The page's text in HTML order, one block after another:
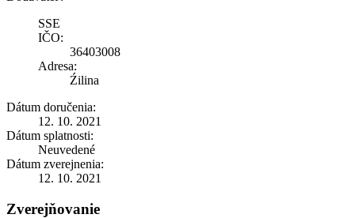
SSE
IČO:
36403008
Adresa:
Źilina
Dátum doručenia:
12. 10. 2021
Dátum splatnosti:
Neuvedené
Dátum zverejnenia:
12. 10. 2021
Zverejňovanie